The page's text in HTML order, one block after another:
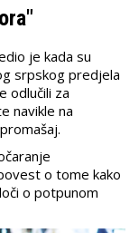
je kada su
srpskog predjela
odlučili za
navikle na
o tome kako
o potpunom